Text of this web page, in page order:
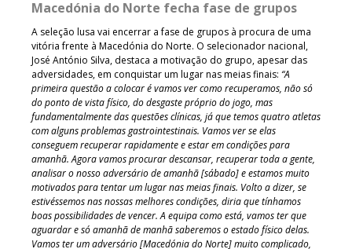
Macedónia do Norte fecha fase de grupos
A seleção lusa vai encerrar a fase de grupos à procura de uma
vitória frente à Macedónia do Norte. O selecionador nacional,
José António Silva, destaca a motivação do grupo, apesar das
adversidades, em conquistar um lugar nas meias finais: “A
primeira questão a colocar é vamos ver como recuperamos, não só
do ponto de vista físico, do desgaste próprio do jogo, mas
fundamentalmente das questões clínicas, já que temos quatro atletas
com alguns problemas gastrointestinais. Vamos ver se elas
conseguem recuperar rapidamente e estar em condições para
amanhã. Agora vamos procurar descansar, recuperar toda a gente,
analisar o nosso adversário de amanhã [sábado] e estamos muito
motivados para tentar um lugar nas meias finais. Volto a dizer, se
estivéssemos nas nossas melhores condições, diria que tínhamos
boas possibilidades de vencer. A equipa como está, vamos ter que
aguardar e só amanhã de manhã saberemos o estado físico delas.
Vamos ter um adversário [Macedónia do Norte] muito complicado,